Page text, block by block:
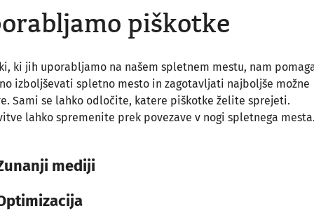
piškotke
ki jih uporabljamo na našem spletnem mestu, nam
izboljševati spletno mesto in zagotavljati najboljše možne
Sami se lahko odločite, katere piškotke želite sprejeti.
lahko spremenite prek povezave v nogi spletnega mesta.
mediji
Ferragosto
On August 15, 2026
Rekonstruiertes Stadtviertel